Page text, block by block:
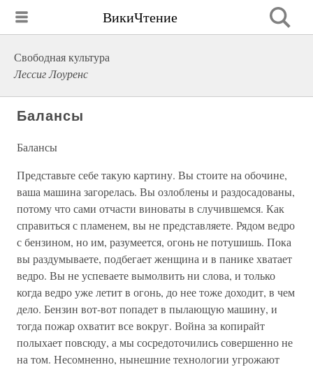
ВикиЧтение
Свободная культура
Лессиг Лоуренс
Балансы
Балансы
Представьте себе такую картину. Вы стоите на обочине,
ваша машина загорелась. Вы озлоблены и раздосадованы,
потому что сами отчасти виноваты в случившемся. Как
справиться с пламенем, вы не представляете. Рядом ведро
с бензином, но им, разумеется, огонь не потушишь. Пока
вы раздумываете, подбегает женщина и в панике хватает
ведро. Вы не успеваете вымолвить ни слова, и только
когда ведро уже летит в огонь, до нее тоже доходит, в чем
дело. Бензин вот-вот попадет в пылающую машину, и
тогда пожар охватит все вокруг. Война за копирайт
полыхает повсюду, а мы сосредоточились совершенно не
на том. Несомненно, нынешние технологии угрожают